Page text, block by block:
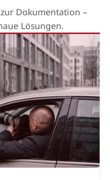
Dokumentation –
Lösungen.